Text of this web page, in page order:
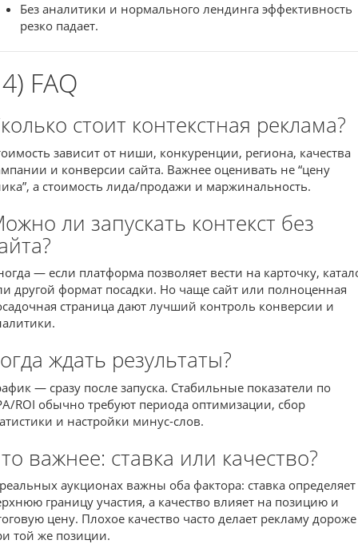
Без аналитики и нормального лендинга эффективность
резко падает.
FAQ
стоит контекстная реклама?
зависит от ниши, конкуренции, региона, качества
и конверсии сайта. Важнее оценивать не “цену
а стоимость лида/продажи и маржинальность.
ли запускать контекст без
— если платформа позволяет вести на карточку,
другой формат посадки. Но чаще сайт или полноценная
страница дают лучший контроль конверсии и
ждать результаты?
— сразу после запуска. Стабильные показатели по
ROI обычно требуют периода оптимизации, сбор
и настройки минус-слов.
важнее: ставка или качество?
аукционах важны оба фактора: ставка определяет
границу участия, а качество влияет на позицию и
цену. Плохое качество часто делает рекламу дороже
той же позиции.